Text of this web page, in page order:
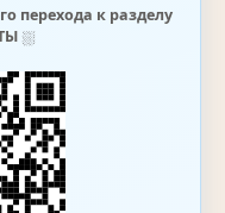
перехода к разделу
⛆